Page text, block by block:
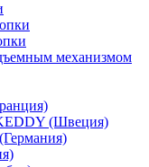
механизмом
(Швеция)